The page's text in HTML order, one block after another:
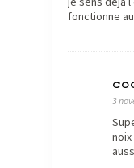
fonctionne
3